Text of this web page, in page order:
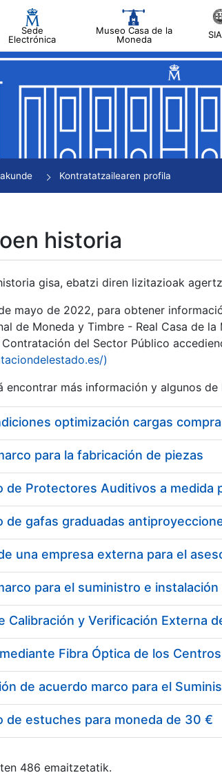
Sede
Electrónica
Museo Casa de la
Moneda
Kontratatzailearen profila
historia
gisa, ebatzi diren lizitazioak
mayo de 2022, para obtener
de Moneda y Timbre - Real Casa de
del Sector Público
)
encontrar más información y algunos
optimización cargas
para la fabricación de piezas
para el suministro e
de estuches para moneda de 30 €
486 emaitzetatik.